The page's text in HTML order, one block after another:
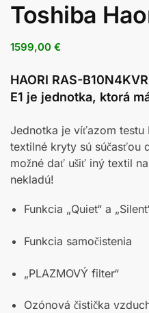
Toshiba
1599,00 €
HAORI RAS-
E1 je jednotka, ktorá
Jednotka je víťazom testu
textilné kryty sú súčasťou
možné dať ušiť iný textil
nekladú!
Funkcia „Quiet“ a
Funkcia samočistenia
„PLAZMOVÝ filter“
Ozónová čistička